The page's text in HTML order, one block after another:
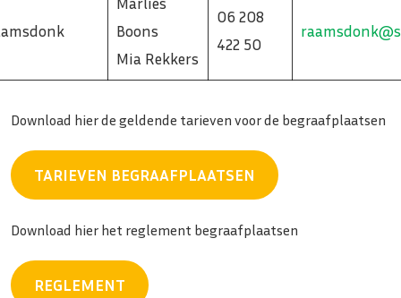
Boons
Mia Rekkers
06 208
422 50
Download hier de geldende tarieven voor de begraafplaatsen
TARIEVEN BEGRAAFPLAATSEN
Download hier het reglement begraafplaatsen
REGLEMENT